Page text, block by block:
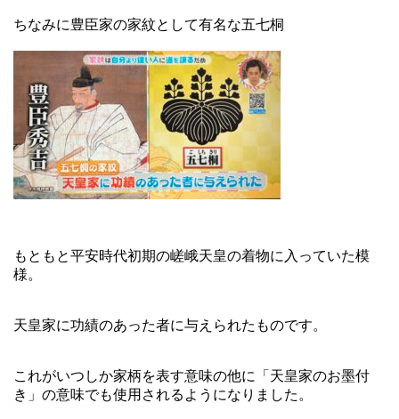
ちなみに豊臣家の家紋として有名な五七桐
もともと平安時代初期の嵯峨天皇の着物に入っていた模
様。
天皇家に功績のあった者に与えられたものです。
これがいつしか家柄を表す意味の他に「天皇家のお墨付
き」の意味でも使用されるようになりました。